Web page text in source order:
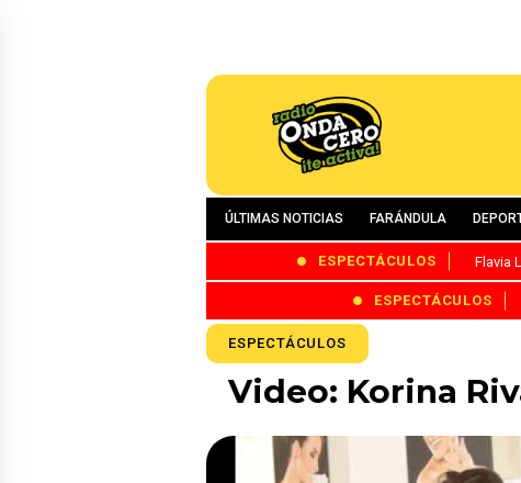
ÚLTIMAS NOTICIAS FARÁNDULA
ESPECTÁCULOS Flavia
ESPECTÁCULOS
ESPECTÁCULOS
Video: Korina